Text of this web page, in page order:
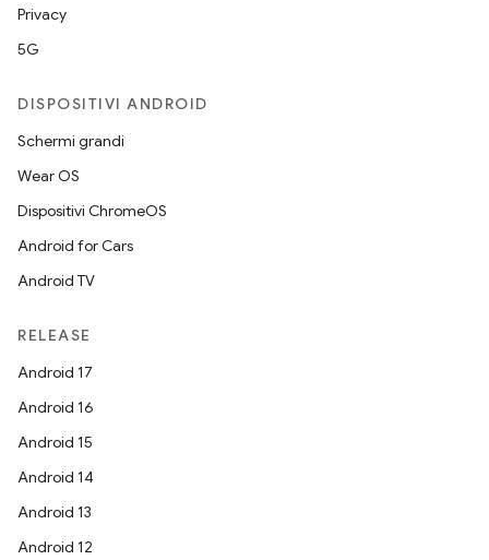
Privacy
5G
DISPOSITIVI ANDROID
Schermi grandi
Wear OS
Dispositivi ChromeOS
Android for Cars
Android TV
RELEASE
Android 17
Android 16
Android 15
Android 14
Android 13
Android 12